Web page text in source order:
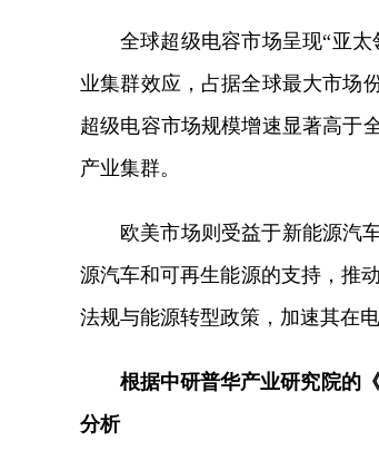
全球超级电容市场呈现“亚
业集群效应，占据全球最大市场
超级电容市场规模增速显著高于
产业集群。
欧美市场则受益于新能源汽
源汽车和可再生能源的支持，推
法规与能源转型政策，加速其在
根据中研普华产业研究院的
分析